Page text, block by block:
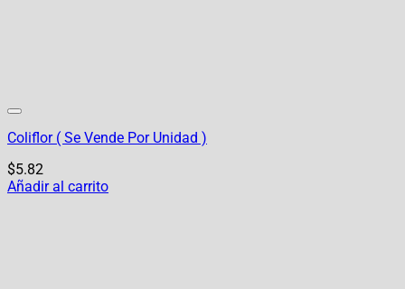
Coliflor ( Se Vende Por Unidad )
$5.82
Añadir al carrito